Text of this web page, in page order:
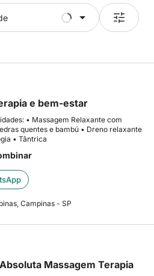
e bem-estar
• Massagem Relaxante com
quentes e bambú • Dreno relaxante
• Tântrica
Campinas - SP
Massagem Terapia